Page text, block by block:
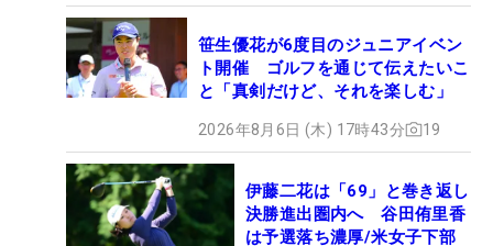
笹生優花が6度目のジュニアイベン
ト開催 ゴルフを通じて伝えたいこ
と「真剣だけど、それを楽しむ」
2026年8月6日 (木) 17時43分 19
伊藤二花は「69」と巻き返し
決勝進出圏内へ 谷田侑里香
は予選落ち濃厚/米女子下部